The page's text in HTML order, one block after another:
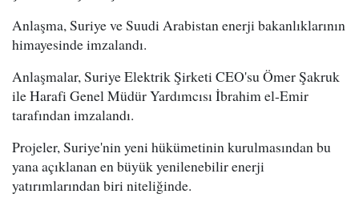
Anlaşma, Suriye ve Suudi Arabistan enerji bakanlıklarının
himayesinde imzalandı.
Anlaşmalar, Suriye Elektrik Şirketi CEO'su Ömer Şakruk
ile Harafi Genel Müdür Yardımcısı İbrahim el-Emir
tarafından imzalandı.
Projeler, Suriye'nin yeni hükümetinin kurulmasından bu
yana açıklanan en büyük yenilenebilir enerji
yatırımlarından biri niteliğinde.